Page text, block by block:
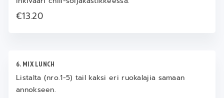
€13.20
6. MIX LUNCH
Listalta (nro.1-5) taiI kaksi eri ruokalajia samaan
annokseen.